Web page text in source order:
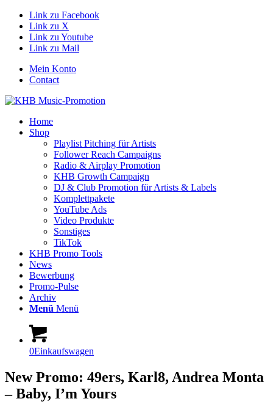
Link zu Facebook
Link zu X
Link zu Youtube
Link zu Mail
Mein Konto
Contact
Home
Shop
Playlist Pitching für Artists
Follower Reach Campaigns
Radio & Airplay Promotion
KHB Growth Campaign
DJ & Club Promotion für Artists & Labels
Komplettpakete
YouTube Ads
Video Produkte
Sonstiges
TikTok
KHB Promo Tools
News
Bewerbung
Promo-Pulse
Archiv
Menü Menü
0Einkaufswagen
New Promo: 49ers, Karl8, Andrea Monta
– Baby, I’m Yours